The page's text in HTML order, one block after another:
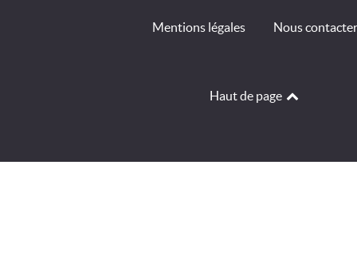
Mentions légales Nous contacter
Haut de page